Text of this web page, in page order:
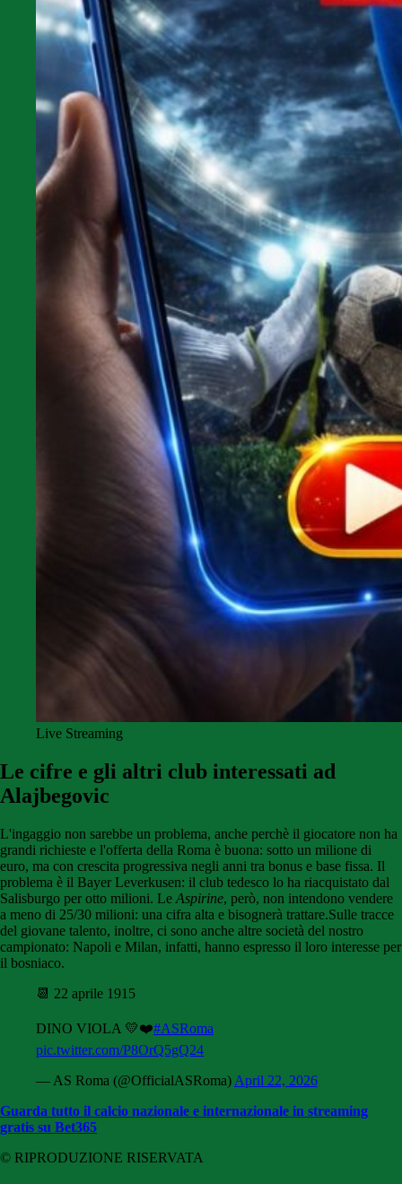
Live Streaming
Le cifre e gli altri club interessati ad
Alajbegovic
L'ingaggio non sarebbe un problema, anche perchè il giocatore non ha
grandi richieste e l'offerta della Roma è buona: sotto un milione di
euro, ma con crescita progressiva negli anni tra bonus e base fissa. Il
problema è il Bayer Leverkusen: il club tedesco lo ha riacquistato dal
Salisburgo per otto milioni. Le Aspirine, però, non intendono vendere
a meno di 25/30 milioni: una cifra alta e bisognerà trattare.Sulle tracce
del giovane talento, inoltre, ci sono anche altre società del nostro
campionato: Napoli e Milan, infatti, hanno espresso il loro interesse per
il bosniaco.
📆 22 aprile 1915
DINO VIOLA 💛❤️#ASRoma
pic.twitter.com/P8OrQ5gQ24
— AS Roma (@OfficialASRoma) April 22, 2026
Guarda tutto il calcio nazionale e internazionale in streaming
gratis su Bet365
© RIPRODUZIONE RISERVATA